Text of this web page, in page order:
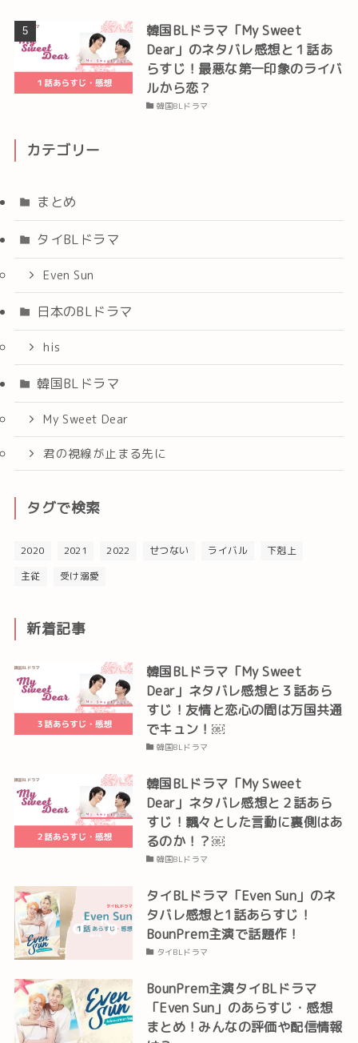
韓国BLドラマ「My Sweet
Dear」のネタバレ感想と１話あ
らすじ！最悪な第一印象のライバ
ルから恋？
韓国BLドラマ
カテゴリー
まとめ
タイBLドラマ
Even Sun
日本のBLドラマ
his
韓国BLドラマ
My Sweet Dear
君の視線が止まる先に
タグで検索
2020 2021 2022 せつない ライバル
下剋上
主従
受け溺愛
新着記事
韓国BLドラマ「My Sweet
Dear」ネタバレ感想と３話あら
すじ！友情と恋心の間は万国共通
でキュン！￼
韓国BLドラマ
韓国BLドラマ「My Sweet
Dear」ネタバレ感想と２話あら
すじ！飄々とした言動に裏側はあ
るのか！？￼
韓国BLドラマ
タイBLドラマ「Even Sun」のネ
タバレ感想と1話あらすじ！
BounPrem主演で話題作！
タイBLドラマ
BounPrem主演タイBLドラマ
「Even Sun」のあらすじ・感想
まとめ！みんなの評価や配信情報